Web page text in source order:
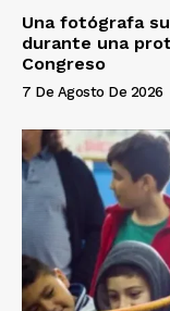
Una fotógrafa
durante una
Congreso
7 De Agosto De 2026